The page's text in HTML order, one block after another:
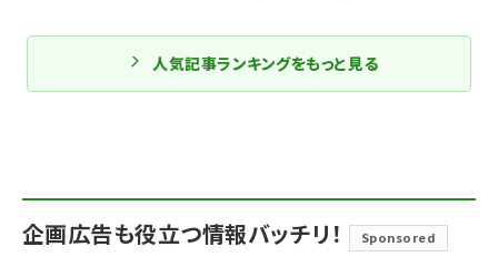
人気記事ランキングをもっと見る
企画広告も役立つ情報バッチリ！ Sponsored